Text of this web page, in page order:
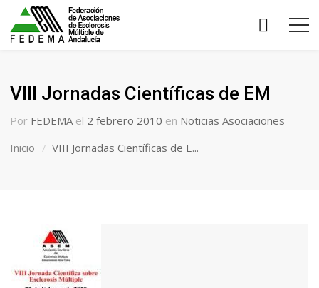
VIII Jornadas Científicas de EM
Por FEDEMA el 2 febrero 2010 en Noticias Asociaciones
Inicio
VIII Jornadas Científicas de E...